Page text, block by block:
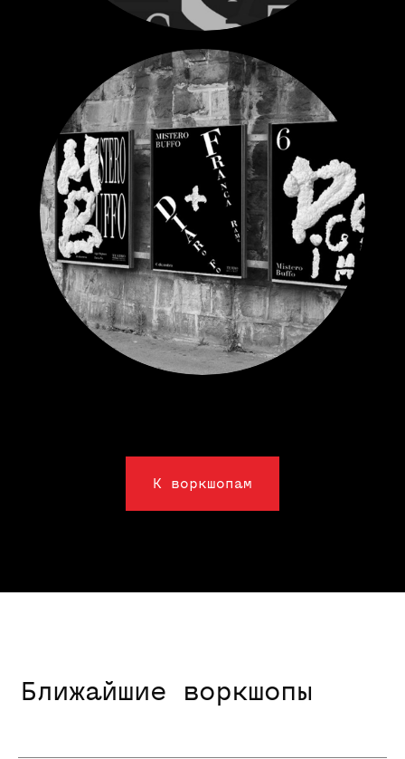
К воркшопам
Ближайшие воркшопы
29 апреля, ср.
«Адский оверпринт»
c Александром Васиным
и типороботом Макаром
Записаться